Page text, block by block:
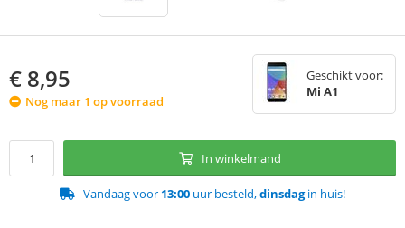
€ 8,95
Nog maar 1 op voorraad
Geschikt voor:
Mi A1
In winkelmand
Vandaag voor 13:00 uur besteld,dinsdagin huis!